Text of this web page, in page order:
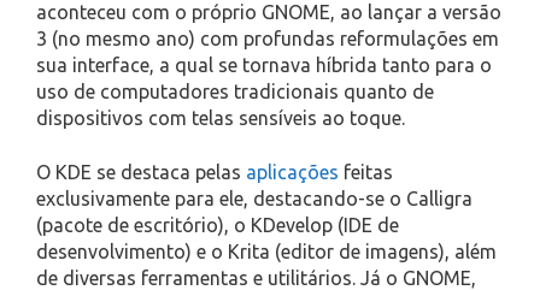
aconteceu com o próprio GNOME, ao lançar a versão
3 (no mesmo ano) com profundas reformulações em
sua interface, a qual se tornava híbrida tanto para o
uso de computadores tradicionais quanto de
dispositivos com telas sensíveis ao toque.
O KDE se destaca pelas aplicações feitas
exclusivamente para ele, destacando-se o Calligra
(pacote de escritório), o KDevelop (IDE de
desenvolvimento) e o Krita (editor de imagens), além
de diversas ferramentas e utilitários. Já o GNOME,